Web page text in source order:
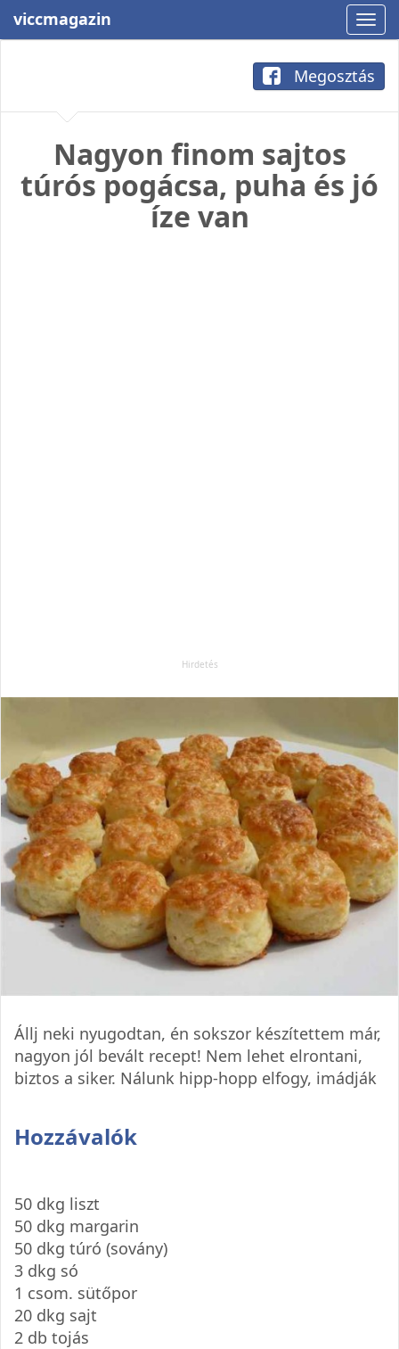
viccmagazin
Megosztás
Nagyon finom sajtos
túrós pogácsa, puha és jó
íze van
Állj neki nyugodtan, én sokszor készítettem már,
nagyon jól bevált recept! Nem lehet elrontani,
biztos a siker. Nálunk hipp-hopp elfogy, imádják
Hozzávalók
50 dkg liszt
50 dkg margarin
50 dkg túró (sovány)
3 dkg só
1 csom. sütőpor
20 dkg sajt
2 db tojás